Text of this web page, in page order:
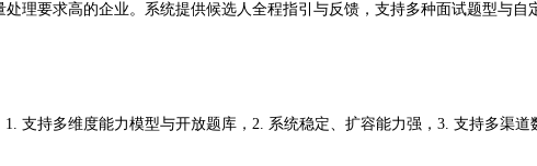
理要求高的企业。系统提供候选人全程指引与反馈，支持多种面试题型与
支持多维度能力模型与开放题库，2. 系统稳定、扩容能力强，3. 支持多渠